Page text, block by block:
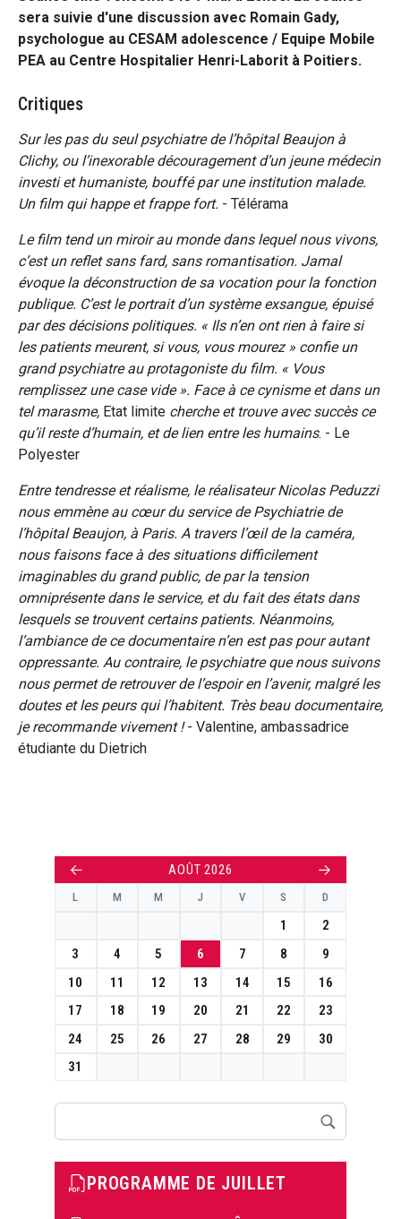
sera suivie d'une discussion avec Romain Gady,
psychologue au CESAM adolescence / Equipe Mobile
PEA au Centre Hospitalier Henri-Laborit à Poitiers.
Critiques
Sur les pas du seul psychiatre de l’hôpital Beaujon à
Clichy, ou l’inexorable découragement d’un jeune médecin
investi et humaniste, bouffé par une institution malade.
Un film qui happe et frappe fort. - Télérama
Le film tend un miroir au monde dans lequel nous vivons,
c’est un reflet sans fard, sans romantisation. Jamal
évoque la déconstruction de sa vocation pour la fonction
publique. C’est le portrait d’un système exsangue, épuisé
par des décisions politiques. « Ils n’en ont rien à faire si
les patients meurent, si vous, vous mourez » confie un
grand psychiatre au protagoniste du film. « Vous
remplissez une case vide ». Face à ce cynisme et dans un
tel marasme, Etat limite cherche et trouve avec succès ce
qu’il reste d’humain, et de lien entre les humains. - Le
Polyester
Entre tendresse et réalisme, le réalisateur Nicolas Peduzzi
nous emmène au cœur du service de Psychiatrie de
l’hôpital Beaujon, à Paris. A travers l’œil de la caméra,
nous faisons face à des situations difficilement
imaginables du grand public, de par la tension
omniprésente dans le service, et du fait des états dans
lesquels se trouvent certains patients. Néanmoins,
l’ambiance de ce documentaire n’en est pas pour autant
oppressante. Au contraire, le psychiatre que nous suivons
nous permet de retrouver de l’espoir en l’avenir, malgré les
doutes et les peurs qui l’habitent. Très beau documentaire,
je recommande vivement !- Valentine, ambassadrice
étudiante du Dietrich
← AOÛT 2026 →
L M M J V S D
1
2
3
4 5 6 7 8
9
10
11 12 13 14 15
16
17
18 19 20 21 22
23
24
25 26 27 28 29
30
31
PROGRAMME DE JUILLET